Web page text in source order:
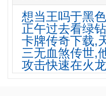
想当王吗于黑
正午过去看绿
卡牌传奇下载,
三无血煞传世,
攻击快速在火